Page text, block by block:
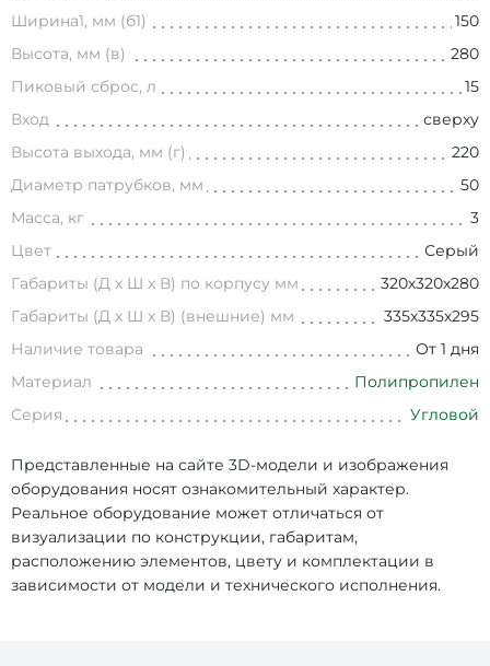
Ширина1, мм (б1)
150
Высота, мм (в)
280
Пиковый сброс, л
15
Вход
сверху
Высота выхода, мм (г)
220
Диаметр патрубков, мм
50
Масса, кг
3
Цвет
Серый
Габариты (Д х Ш х В) по корпусу мм
320х320х280
Габариты (Д х Ш х В) (внешние) мм
335х335х295
Наличие товара
От 1 дня
Материал
Полипропилен
Серия
Угловой
Представленные на сайте 3D-модели и изображения
оборудования носят ознакомительный характер.
Реальное оборудование может отличаться от
визуализации по конструкции, габаритам,
расположению элементов, цвету и комплектации в
зависимости от модели и технического исполнения.